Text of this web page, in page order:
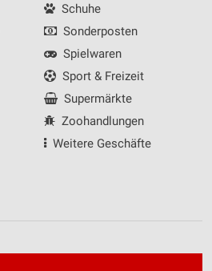
Schuhe
Sonderposten
Spielwaren
Sport & Freizeit
Supermärkte
Zoohandlungen
Weitere Geschäfte